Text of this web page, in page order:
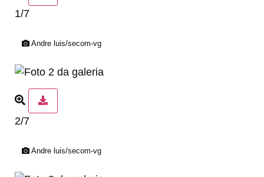
1/7
Andre luis/secom-vg
2/7
Andre luis/secom-vg